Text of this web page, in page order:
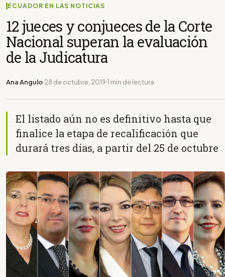
ECUADOR EN LAS NOTICIAS
12 jueces y conjueces de la Corte
Nacional superan la evaluación
de la Judicatura
Ana Angulo 28 de octubre, 2019 1 min de lectura
El listado aún no es definitivo hasta que
finalice la etapa de recalificación que
durará tres días, a partir del 25 de octubre